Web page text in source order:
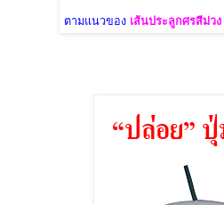
ตามแนวของ เส้นประลูกศรสีม่วง